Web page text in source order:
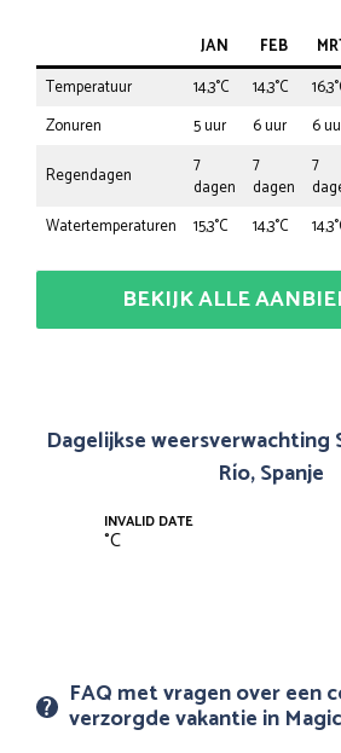
JAN FEB
Temperatuur
14,3°C 14,3°C
Zonuren
5 uur 6 uur 6
Regendagen
7
dagen
7
dagen
7
Watertemperaturen
15,3°C 14,3°C
BEKIJK ALLE
Dagelijkse weersverwachting
Río, Spanje
INVALID DATE
°C
FAQ met vragen over een
verzorgde vakantie in